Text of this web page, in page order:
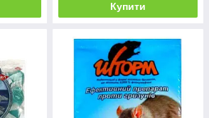
Купити